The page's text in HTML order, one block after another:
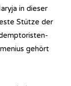
in dieser
Stütze der
gehört